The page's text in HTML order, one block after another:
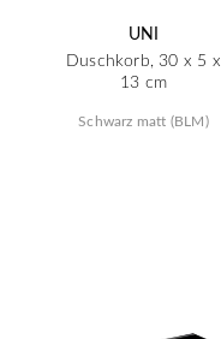
UNI
Duschkorb, 30 x 5 x
13 cm
Schwarz matt (BLM)